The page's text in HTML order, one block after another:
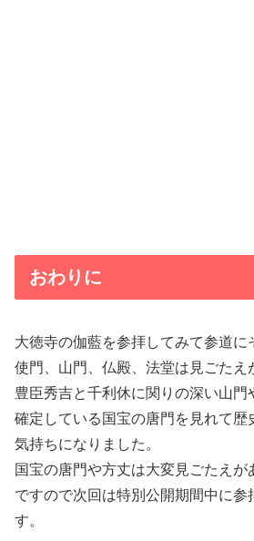
おわりに
大徳寺の伽藍を参拝してみて参道に
使門、山門、仏殿、法堂は見ごたえ
豊臣秀吉と千利休に関りの深い山門
確定している国宝の唐門を見れて歴
気持ちになりました。
国宝の唐門や方丈は大変見ごたえが
ですので次回は特別公開期間中に参
す。